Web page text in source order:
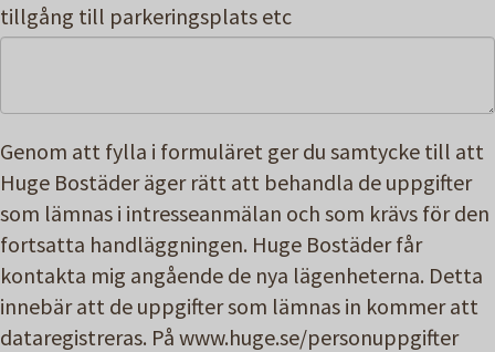
tillgång till parkeringsplats etc
Genom att fylla i formuläret ger du samtycke till att
Huge Bostäder äger rätt att behandla de uppgifter
som lämnas i intresseanmälan och som krävs för den
fortsatta handläggningen. Huge Bostäder får
kontakta mig angående de nya lägenheterna. Detta
innebär att de uppgifter som lämnas in kommer att
dataregistreras. På www.huge.se/personuppgifter